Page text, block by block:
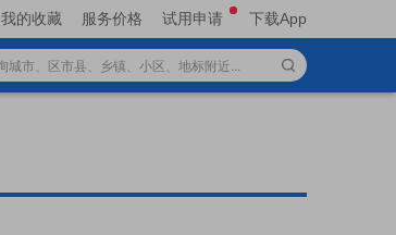
我的收藏 服务价格 试用申请 下载App